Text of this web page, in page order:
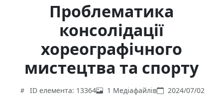
Проблематика
консолідації
хореографічного
мистецтва та спорту
ID елемента: 13364 1 Медіафайлів 2024/07/02